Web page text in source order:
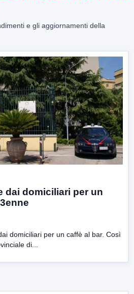
e gli aggiornamenti della
dai domiciliari per un
domiciliari per un caffè al bar. Così
di...